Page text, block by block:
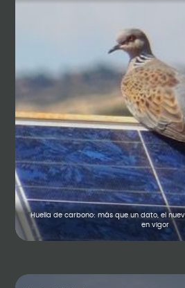
Huella de carbono: más que un dato, el
en vigor